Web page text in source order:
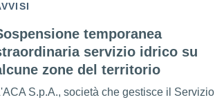
temporanea
servizio idrico su
zone del territorio
S.p.A., società che gestisce il Servizio